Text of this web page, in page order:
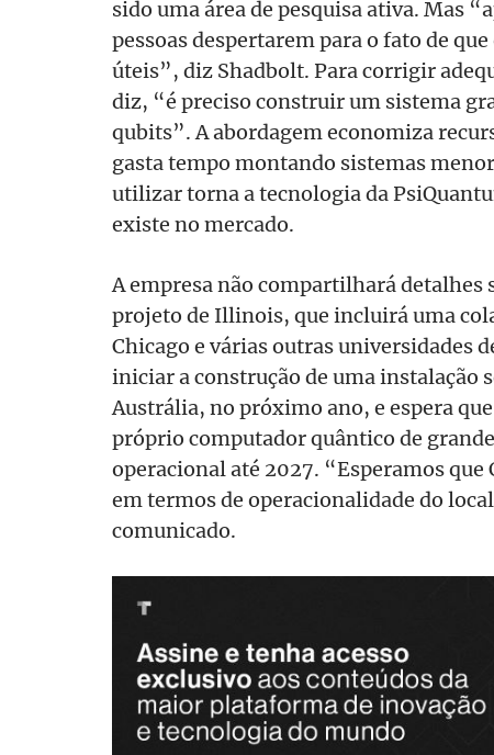
sido uma área de pesquisa ativa. Mas
pessoas despertarem para o fato de
úteis”, diz Shadbolt. Para corrigir
diz, “é preciso construir um sistema
qubits”. A abordagem economiza
gasta tempo montando sistemas
utilizar torna a tecnologia da
existe no mercado.
A empresa não compartilhará detalhes
projeto de Illinois, que incluirá uma
Chicago e várias outras universidades
iniciar a construção de uma instalação
Austrália, no próximo ano, e espera
próprio computador quântico de
operacional até 2027. “Esperamos
em termos de operacionalidade do
comunicado.